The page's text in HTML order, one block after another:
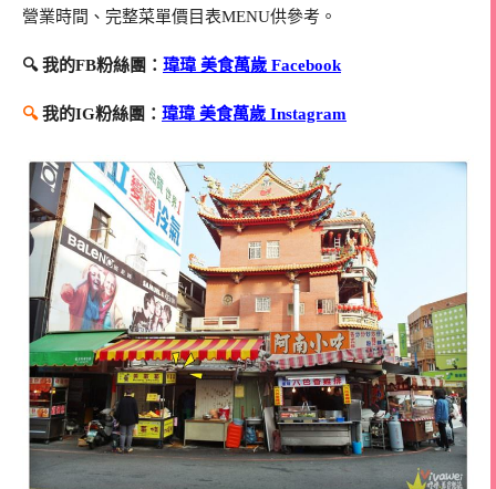
營業時間、完整菜單價目表MENU供參考。
🔍 我的FB粉絲團： 瑋瑋 美食萬歲 Facebook
🔍我的IG粉絲團： 瑋瑋 美食萬歲 Instagram